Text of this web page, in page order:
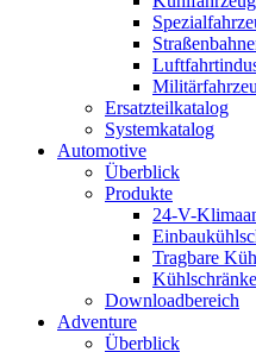
Ersatzteilkatalog
Systemkatalog
Automotive
Überblick
Produkte
24-V-
Tragbare
Downloadbereich
Adventure
Überblick